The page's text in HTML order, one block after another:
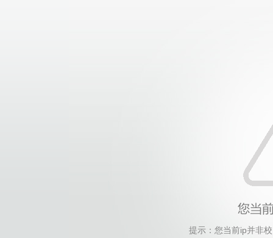
提示：您当前ip并非